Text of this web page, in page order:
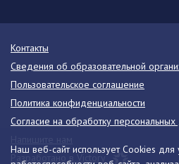
Наш веб-сайт использует Cookies для
Контакты
Сведения об образовательной
Пользовательское соглашение
Политика конфиденциальности
Согласие на обработку
Разработано в Victory